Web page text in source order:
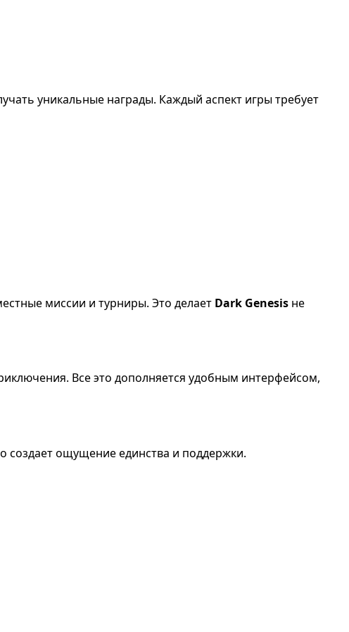
уникальные награды. Каждый аспект игры требует
миссии и турниры. Это делает Dark Genesis не
Все это дополняется удобным интерфейсом,
создает ощущение единства и поддержки.